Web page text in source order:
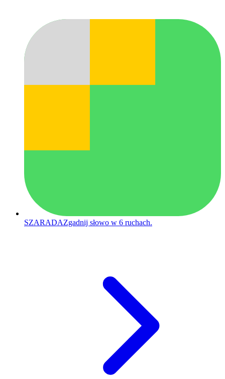
SZARADAZgadnij słowo w 6 ruchach.